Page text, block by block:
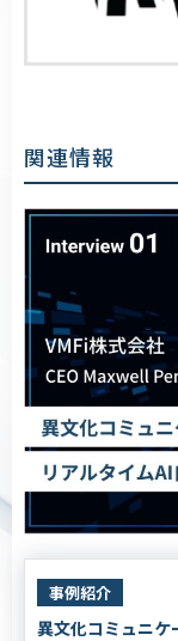
関連情報
事例紹介
異文化コミュニケ